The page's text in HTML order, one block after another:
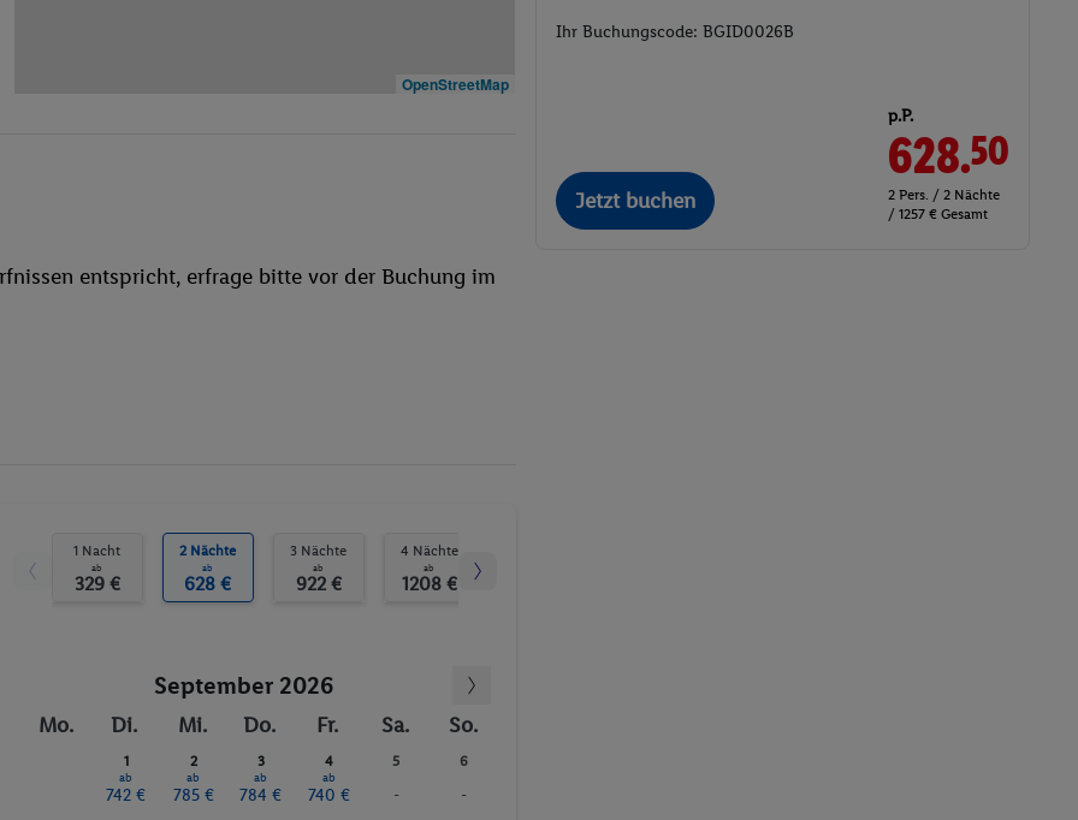
Pool(s) mit Süßwasser
Billard / Snooker
Animation für Kinder
OpenStreetMap
entspricht, erfrage bitte vor der Buchung im
1 Nacht
ab
329 €
2 Nächte
ab
628 €
3 Nächte
ab
922 €
4 Nächte
ab
1208 €
September 2026
Mo. Di. Mi. Do. Fr. Sa. So.
1
ab
742 €
2
ab
785 €
3
ab
784 €
4
ab
740 €
5
-
6
-
Ihr Buchungscode:BGID0026B
Jetzt buchen
p.P.
628.50
2 Pers. / 2 Nächte
/ 1257 € Gesamt